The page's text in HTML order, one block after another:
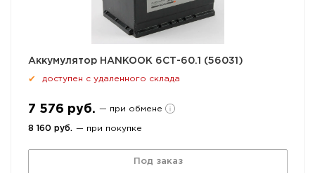
Аккумулятор HANKOOK 6СТ-60.1 (56031)
✔ доступен с удаленного склада
7 576 руб. — при обмене
8 160 руб. — при покупке
Под заказ